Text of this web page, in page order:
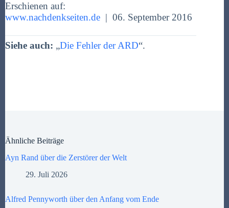
Erschienen auf:
www.nachdenkseiten.de | 06. September 2016
Siehe auch: „Die Fehler der ARD“.
Ähnliche Beiträge
Ayn Rand über die Zerstörer der Welt
29. Juli 2026
Alfred Pennyworth über den Anfang vom Ende